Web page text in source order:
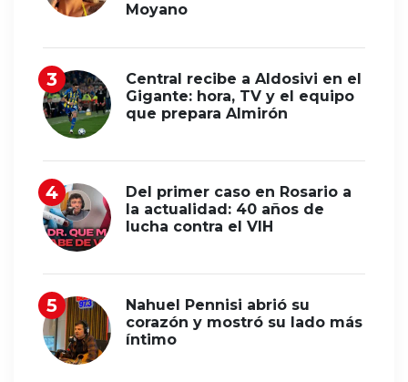
Moyano
Central recibe a Aldosivi en el
Gigante: hora, TV y el equipo
que prepara Almirón
Del primer caso en Rosario a
la actualidad: 40 años de
lucha contra el VIH
Nahuel Pennisi abrió su
corazón y mostró su lado más
íntimo